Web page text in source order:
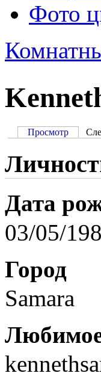
Фото
Просмотр
Дата
03/05/
Город
Samara